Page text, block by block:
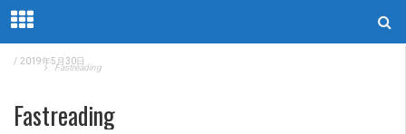
Home Fastreading
/ 2019年5月30日
Fastreading